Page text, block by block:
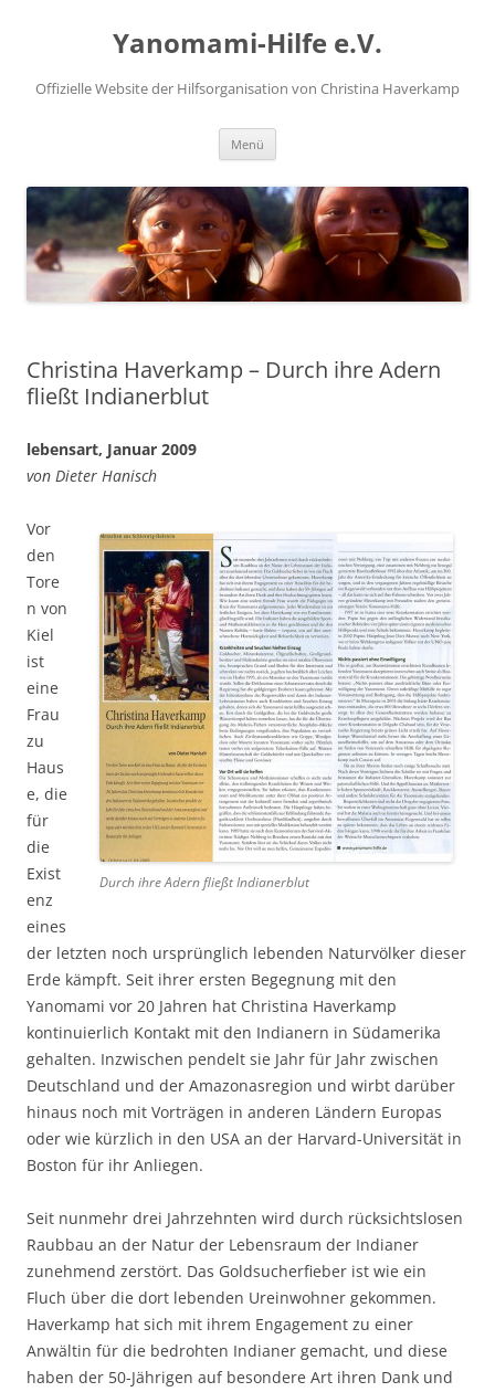
Yanomami-Hilfe e.V.
Offizielle Website der Hilfsorganisation von Christina Haverkamp
Menü
Christina Haverkamp – Durch ihre Adern
fließt Indianerblut
lebensart, Januar 2009
von Dieter Hanisch
Durch ihre Adern fließt Indianerblut
Vor
den
Tore
n von
Kiel
ist
eine
Frau
zu
Haus
e, die
für
die
Exist
enz
eines
der letzten noch ursprünglich lebenden Naturvölker dieser
Erde kämpft. Seit ihrer ersten Begegnung mit den
Yanomami vor 20 Jahren hat Christina Haverkamp
kontinuierlich Kontakt mit den Indianern in Südamerika
gehalten. Inzwischen pendelt sie Jahr für Jahr zwischen
Deutschland und der Amazonasregion und wirbt darüber
hinaus noch mit Vorträgen in anderen Ländern Europas
oder wie kürzlich in den USA an der Harvard-Universität in
Boston für ihr Anliegen.
Seit nunmehr drei Jahrzehnten wird durch rücksichtslosen
Raubbau an der Natur der Lebensraum der Indianer
zunehmend zerstört. Das Goldsucherfieber ist wie ein
Fluch über die dort lebenden Ureinwohner gekommen.
Haverkamp hat sich mit ihrem Engagement zu einer
Anwältin für die bedrohten Indianer gemacht, und diese
haben der 50-Jährigen auf besondere Art ihren Dank und